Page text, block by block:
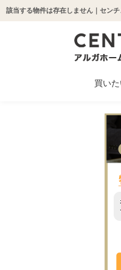
該当する物件は存在しません｜セン
買い
新築一
中古一
中古マ
土
収益